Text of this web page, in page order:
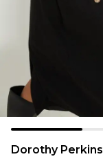
Dorothy Perkins